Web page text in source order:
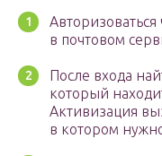
в почтовом
После входа
который
Активизация
в котором